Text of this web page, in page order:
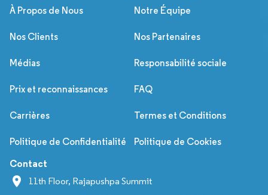
À Propos de Nous
Notre Équipe
Nos Clients Nos Partenaires
Médias Responsabilité sociale
Prix et reconnaissances FAQ
Carrières Termes et Conditions
Politique de Confidentialité Politique de Cookies
Contact
11th Floor, Rajapushpa Summit